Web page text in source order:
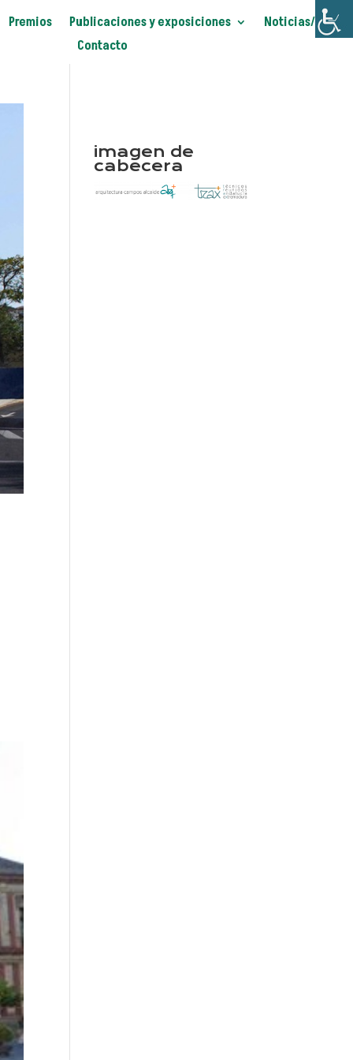
Premios Publicaciones y exposiciones
Noticias/Blog
Contacto
imagen de
cabecera